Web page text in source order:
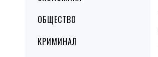
ОБЩЕСТВО
КРИМИНАЛ